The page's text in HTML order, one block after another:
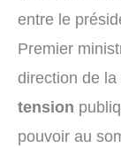
entre le
Premier
direction de
tension
pouvoir au